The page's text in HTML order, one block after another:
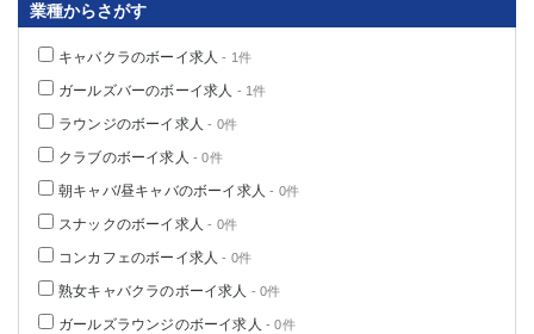
業種からさがす
キャバクラのボーイ求人 - 1件
ガールズバーのボーイ求人 - 1件
ラウンジのボーイ求人 - 0件
クラブのボーイ求人 - 0件
朝キャバ/昼キャバのボーイ求人 - 0件
スナックのボーイ求人 - 0件
コンカフェのボーイ求人 - 0件
熟女キャバクラのボーイ求人 - 0件
ガールズラウンジのボーイ求人 - 0件